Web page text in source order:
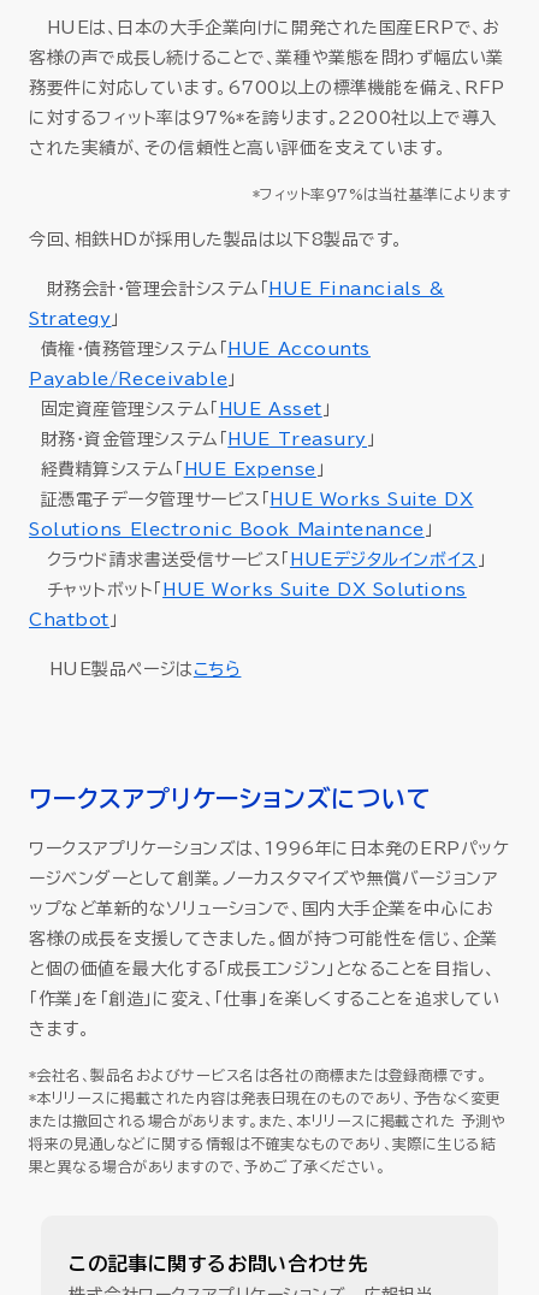
HUEは、日本の大手企業向けに開発された国産ERPで、お
客様の声で成長し続けることで、業種や業態を問わず幅広い業
務要件に対応しています。6700以上の標準機能を備え、RFP
に対するフィット率は97%*を誇ります。2200社以上で導入
された実績が、その信頼性と高い評価を支えています。
*フィット率97%は当社基準によります
今回、相鉄HDが採用した製品は以下8製品です。
財務会計・管理会計システム「
HUE Financials &
Strategy 」
債権・債務管理システム「
HUE Accounts
Payable/Receivable 」
固定資産管理システム「
HUE Asset 」
財務・資金管理システム「
HUE Treasury 」
経費精算システム「
HUE Expense 」
証憑電子データ管理サービス「
HUE Works Suite DX
Solutions Electronic Book Maintenance 」
クラウド請求書送受信サービス「
HUEデジタルインボイス 」
チャットボット「
HUE Works Suite DX Solutions
Chatbot 」
HUE製品ページは こちら
ワークスアプリケーションズについて
ワークスアプリケーションズは、1996年に日本発のERPパッケ
ージベンダーとして創業。ノーカスタマイズや無償バージョンア
ップなど革新的なソリューションで、国内大手企業を中心にお
客様の成長を支援してきました。個が持つ可能性を信じ、企業
と個の価値を最大化する「成長エンジン」となることを目指し、
「作業」を「創造」に変え、「仕事」を楽しくすることを追求してい
きます。
*会社名、製品名およびサービス名は各社の商標または登録商標です。
*本リリースに掲載された内容は発表日現在のものであり、予告なく変更
または撤回される場合があります。また、本リリースに掲載された 予測や
将来の見通しなどに関する情報は不確実なものであり、実際に生じる結
果と異なる場合がありますので、予めご了承ください。
この記事に関するお問い合わせ先